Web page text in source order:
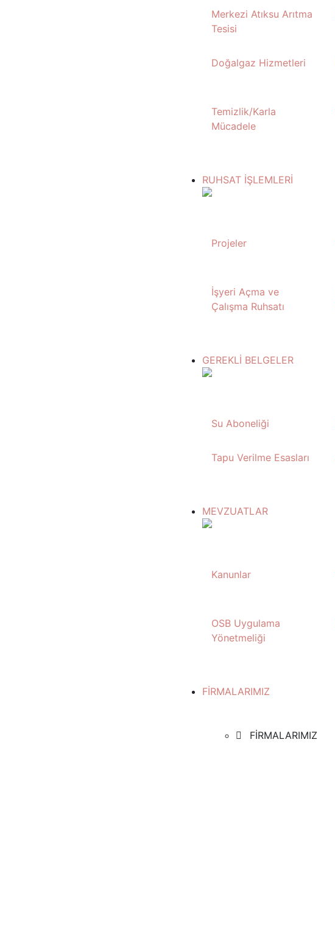
Merkezi Atıksu Arıtma
Tesisi
Doğalgaz Hizmetleri
Temizlik/Karla
Mücadele
RUHSAT İŞLEMLERİ
Projeler
İşyeri Açma ve
Çalışma Ruhsatı
GEREKLİ BELGELER
Su Aboneliği
Tapu Verilme Esasları
MEVZUATLAR
Kanunlar
OSB Uygulama
Yönetmeliği
FİRMALARIMIZ
FİRMALARIMIZ